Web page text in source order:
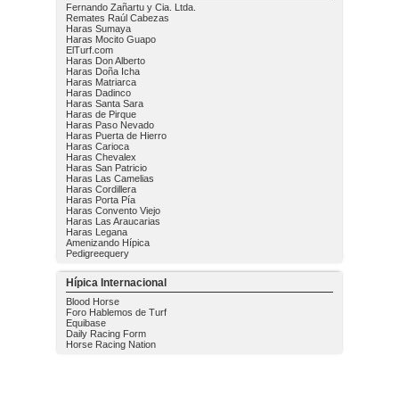
Fernando Zañartu y Cia. Ltda.
Remates Raúl Cabezas
Haras Sumaya
Haras Mocito Guapo
ElTurf.com
Haras Don Alberto
Haras Doña Icha
Haras Matriarca
Haras Dadinco
Haras Santa Sara
Haras de Pirque
Haras Paso Nevado
Haras Puerta de Hierro
Haras Carioca
Haras Chevalex
Haras San Patricio
Haras Las Camelias
Haras Cordillera
Haras Porta Pía
Haras Convento Viejo
Haras Las Araucarias
Haras Legana
Amenizando Hípica
Pedigreequery
Hípica Internacional
Blood Horse
Foro Hablemos de Turf
Equibase
Daily Racing Form
Horse Racing Nation